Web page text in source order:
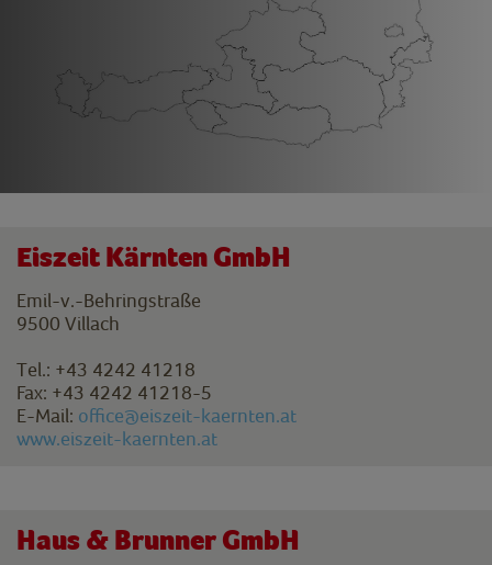
Eiszeit Kärnten GmbH
Emil-v.-Behringstraße
9500 Villach
Tel.: +43 4242 41218
Fax: +43 4242 41218-5
E-Mail: office@eiszeit-kaernten.at
www.eiszeit-kaernten.at
Haus & Brunner GmbH